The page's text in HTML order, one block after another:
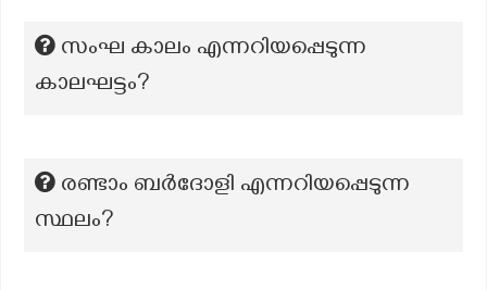
സംഘ കാലം എന്നറിയപ്പെടുന്ന
കാലഘട്ടം?
രണ്ടാം ബർദോളി എന്നറിയപ്പെടുന്ന
സ്ഥലം?